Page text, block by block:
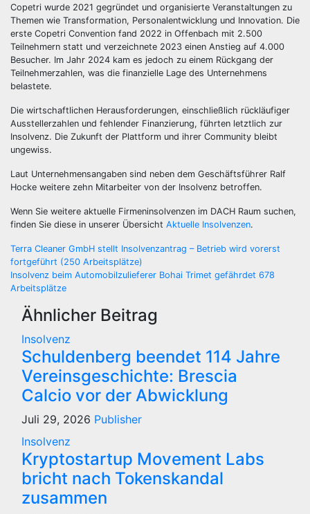
Copetri wurde 2021 gegründet und organisierte Veranstaltungen zu
Themen wie Transformation, Personalentwicklung und Innovation. Die
erste Copetri Convention fand 2022 in Offenbach mit 2.500
Teilnehmern statt und verzeichnete 2023 einen Anstieg auf 4.000
Besucher. Im Jahr 2024 kam es jedoch zu einem Rückgang der
Teilnehmerzahlen, was die finanzielle Lage des Unternehmens
belastete.
Die wirtschaftlichen Herausforderungen, einschließlich rückläufiger
Ausstellerzahlen und fehlender Finanzierung, führten letztlich zur
Insolvenz. Die Zukunft der Plattform und ihrer Community bleibt
ungewiss.
Laut Unternehmensangaben sind neben dem Geschäftsführer Ralf
Hocke weitere zehn Mitarbeiter von der Insolvenz betroffen.
Wenn Sie weitere aktuelle Firmeninsolvenzen im DACH Raum suchen,
finden Sie diese in unserer Übersicht Aktuelle Insolvenzen.
Beitragsnavigation
Terra Cleaner GmbH stellt Insolvenzantrag – Betrieb wird vorerst
fortgeführt (250 Arbeitsplätze)
Insolvenz beim Automobilzulieferer Bohai Trimet gefährdet 678
Arbeitsplätze
Ähnlicher Beitrag
Insolvenz
Schuldenberg beendet 114 Jahre
Vereinsgeschichte: Brescia
Calcio vor der Abwicklung
Juli 29, 2026 Publisher
Insolvenz
Kryptostartup Movement Labs
bricht nach Tokenskandal
zusammen